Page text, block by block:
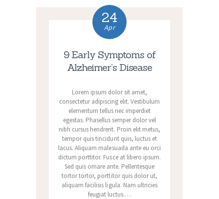
24
Apr
9 Early Symptoms of
Alzheimer’s Disease
Lorem ipsum dolor sit amet,
consectetur adipiscing elit. Vestibulum
elementum tellus nec imperdiet
egestas. Phasellus semper dolor vel
nibh cursus hendrerit. Proin elit metus,
tempor quis tincidunt quis, luctus et
lacus. Aliquam malesuada ante eu orci
dictum porttitor. Fusce at libero ipsum.
Sed quis ornare ante. Pellentesque
tortor tortor, porttitor quis dolor ut,
aliquam facilisis ligula. Nam ultricies
feugiat luctus.…